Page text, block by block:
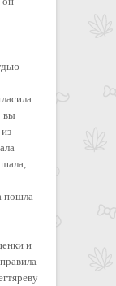
вы
пошла
и